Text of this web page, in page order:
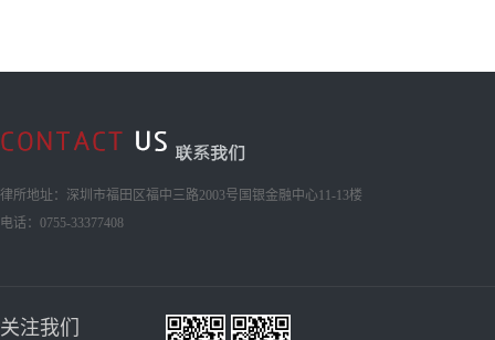
律所地址：深圳市福田区福中三路2003号国银金融中心11-13楼
电话：0755-33377408
关注我们